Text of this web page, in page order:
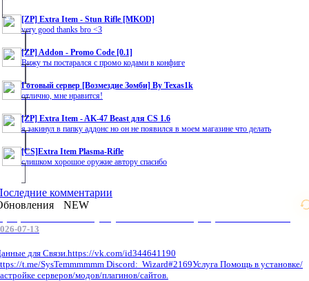
[ZP] Extra Item - Stun Rifle [MKOD]
very good thanks bro <3
[ZP] Addon - Promo Code [0.1]
Вижу ты постарался с промо кодами в конфиге
Готовый сервер [Возмездие Зомби] By Texas1k
отлично, мне нравится!
[ZP] Extra Item - AK-47 Beast для CS 1.6
я закинул в папку аддонс но он не появился в моем магазине что делать
[CS]Extra Item Plasma-Rifle
слишком хорошое оружие автору спасибо
комментарии
NEW
07-13
для Связи.https://vk.com/id344641190
t.me/SysTemmmmmm Discord: Wizard#2169Услуга Помощь в установке/
серверов/модов/плагинов/сайтов.